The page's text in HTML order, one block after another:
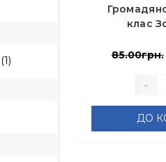
(1)
клас
85.00грн.
-
ДО